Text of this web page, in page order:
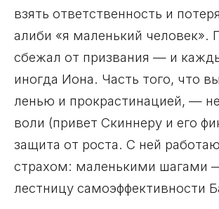
взять ответственность и
алиби «я маленький человек».
сбежал от призвания — и
иногда Иона. Часть того, что
ленью и прокрастинацией, —
воли (привет Скиннеру и его
защита от роста. С ней
страхом: маленькими шагами
лестницу самоэффективности